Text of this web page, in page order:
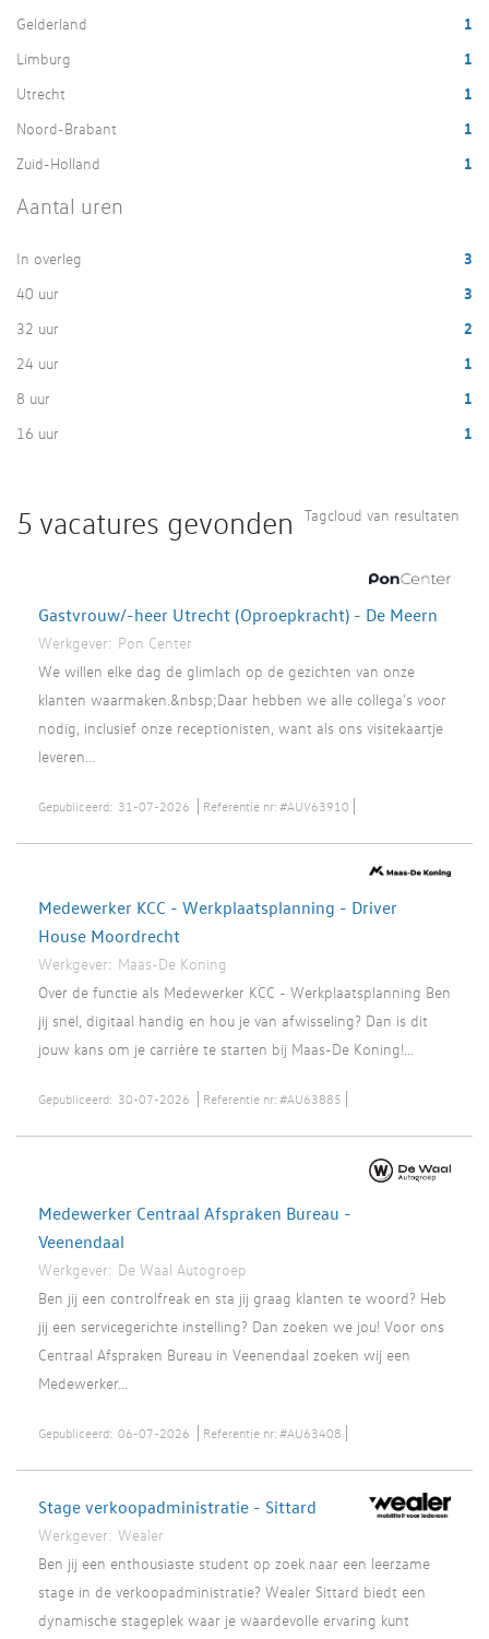
Gelderland
1
Limburg
1
Utrecht
1
Noord-Brabant
1
Zuid-Holland
1
Aantal uren
In overleg
3
40 uur
3
32 uur
2
24 uur
1
8 uur
1
16 uur
1
5 vacatures gevonden Tagcloud van resultaten
Gastvrouw/-heer Utrecht (Oproepkracht) - De Meern
Werkgever: Pon Center
We willen elke dag de glimlach op de gezichten van onze
klanten waarmaken.&nbsp;Daar hebben we alle collega’s voor
nodig, inclusief onze receptionisten, want als ons visitekaartje
leveren...
Gepubliceerd: 31-07-2026 Referentie nr: #AUV63910
Medewerker KCC - Werkplaatsplanning - Driver
House Moordrecht
Werkgever: Maas-De Koning
Over de functie als Medewerker KCC - Werkplaatsplanning Ben
jij snel, digitaal handig en hou je van afwisseling? Dan is dit
jouw kans om je carrière te starten bij Maas-De Koning!...
Gepubliceerd: 30-07-2026 Referentie nr: #AU63885
Medewerker Centraal Afspraken Bureau -
Veenendaal
Werkgever: De Waal Autogroep
Ben jij een controlfreak en sta jij graag klanten te woord? Heb
jij een servicegerichte instelling? Dan zoeken we jou! Voor ons
Centraal Afspraken Bureau in Veenendaal zoeken wij een
Medewerker...
Gepubliceerd: 06-07-2026 Referentie nr: #AU63408
Stage verkoopadministratie - Sittard
Werkgever: Wealer
Ben jij een enthousiaste student op zoek naar een leerzame
stage in de verkoopadministratie? Wealer Sittard biedt een
dynamische stageplek waar je waardevolle ervaring kunt